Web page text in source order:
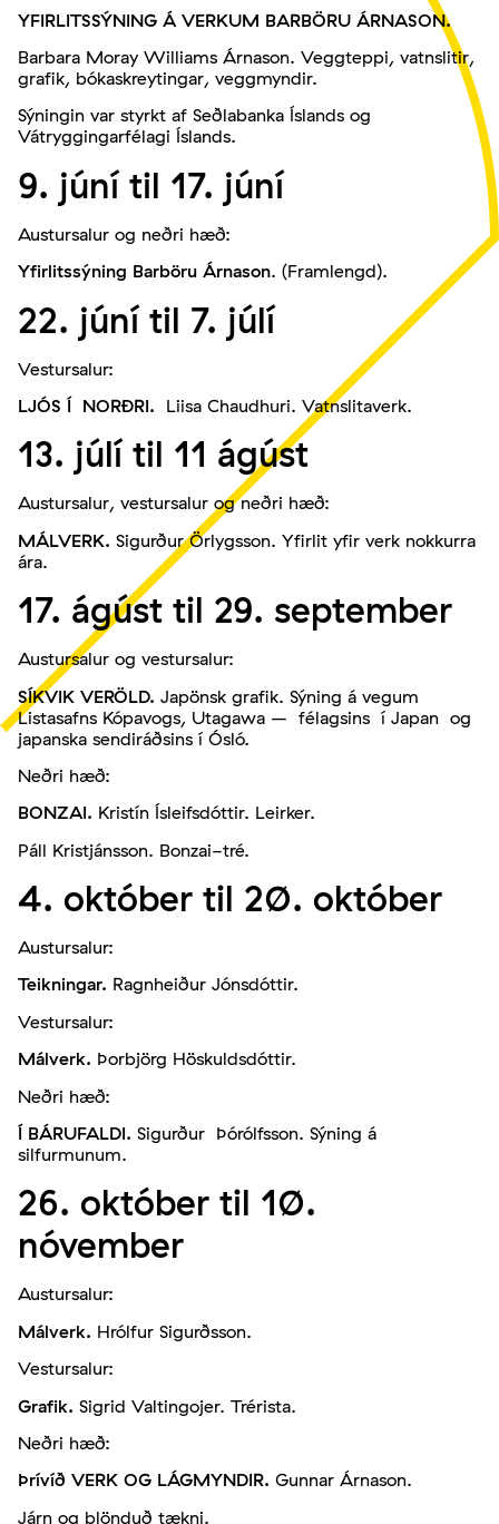
YFIRLITSSÝNING Á VERKUM BARBÖRU ÁRNASON.
Barbara Moray Williams Árnason. Veggteppi, vatnslitir,
grafik, bókaskreytingar, veggmyndir.
Sýningin var styrkt af Seðlabanka Íslands og
Vátryggingarfélagi Íslands.
9. júní til 17. júní
Austursalur og neðri hæð:
Yfirlitssýning Barböru Árnason. (Framlengd).
22. júní til 7. júlí
Vestursalur:
LJÓS Í NORÐRI. Liisa Chaudhuri. Vatnslitaverk.
13. júlí til 11 ágúst
Austursalur, vestursalur og neðri hæð:
MÁLVERK. Sigurður Örlygsson. Yfirlit yfir verk nokkurra
ára.
17. ágúst til 29. september
Austursalur og vestursalur:
SÍKVIK VERÖLD. Japönsk grafik. Sýning á vegum
Listasafns Kópavogs, Utagawa – félagsins í Japan og
japanska sendiráðsins í Ósló.
Neðri hæð:
BONZAI. Kristín Ísleifsdóttir. Leirker.
Páll Kristjánsson. Bonzai-tré.
4. október til 20. október
Austursalur:
Teikningar. Ragnheiður Jónsdóttir.
Vestursalur:
Málverk. Þorbjörg Höskuldsdóttir.
Neðri hæð:
Í BÁRUFALDI. Sigurður Þórólfsson. Sýning á
silfurmunum.
26. október til 10.
nóvember
Austursalur:
Málverk. Hrólfur Sigurðsson.
Vestursalur:
Grafik. Sigrid Valtingojer. Trérista.
Neðri hæð:
Þrívíð VERK OG LÁGMYNDIR. Gunnar Árnason.
Járn og blönduð tækni.